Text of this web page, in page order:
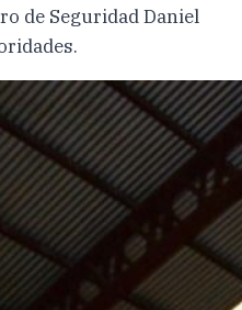
de Seguridad Daniel